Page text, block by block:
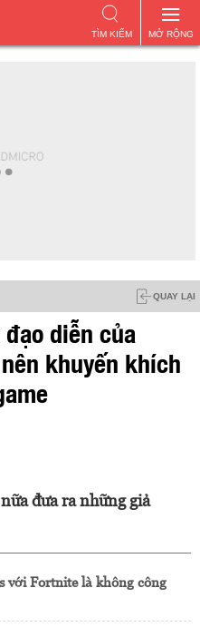
MỞ RỘNG
TÌM KIẾM
QUAY LẠI
diễn của
khuyến khích
đưa ra những giả
với Fortnite là không công